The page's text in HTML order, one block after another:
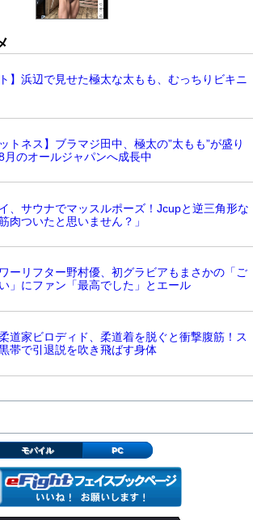
】浜辺で見せた極太な太もも、むっちりビキニ
トネス】ブラマジ田中、極太の”太もも”が盛り
月のオールジャパンへ成長中
、サウナでマッスルポーズ！Jcupと逆三角形な
肉ついたと思いません？」
ーリフター野村優、初グラビアもまさかの「ご
」にファン「最高でした」とエール
道家ビロディド、柔道着を脱ぐと衝撃腹筋！ス
帯で引退説を吹き飛ばす身体
モバイル PC